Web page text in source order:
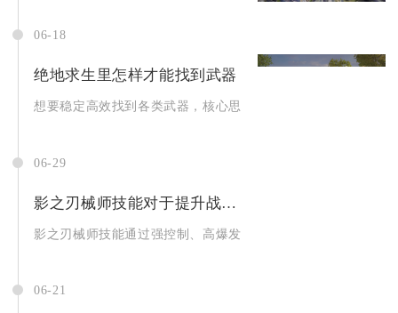
06-18
绝地求生里怎样才能找到武器
想要稳定高效找到各类武器，核心思路是优先选择物资富集区
06-29
影之刃械师技能对于提升战斗效率有何帮助
影之刃械师技能通过强控制、高爆发、机动化输出与无敌续航
06-21